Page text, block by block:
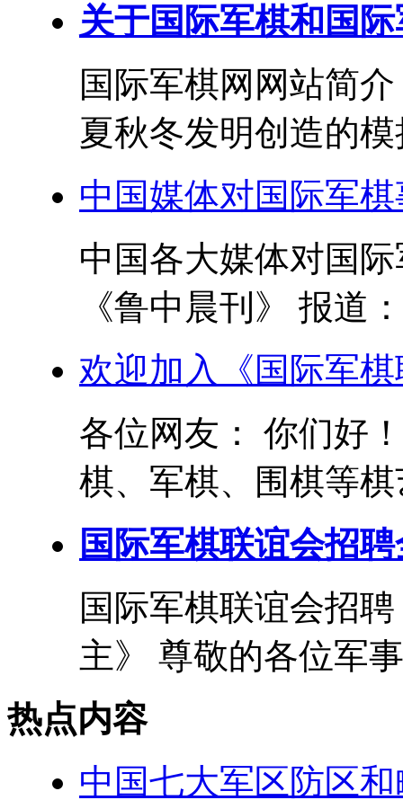
关于国际军棋和国
国际军棋网网站简
夏秋冬发明创造的
中国媒体对国际军
中国各大媒体对国
《鲁中晨刊》 报道
欢迎加入《国际军
各位网友： 你们好
棋、军棋、围棋等
国际军棋联谊会招
国际军棋联谊会招
主》 尊敬的各位军
热点内容
中国七大军区防区